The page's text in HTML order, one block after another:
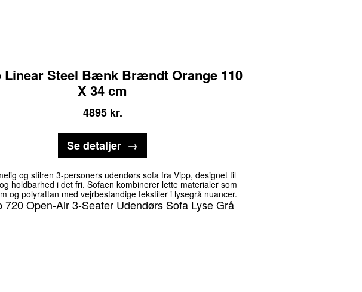
Linear Steel Bænk Brændt Orange 110
X 34 cm
4895 kr.
Se detaljer
og stilren 3-personers udendørs sofa fra Vipp, designet til
holdbarhed i det fri. Sofaen kombinerer lette materialer som
og polyrattan med vejrbestandige tekstiler i lysegrå nuancer.